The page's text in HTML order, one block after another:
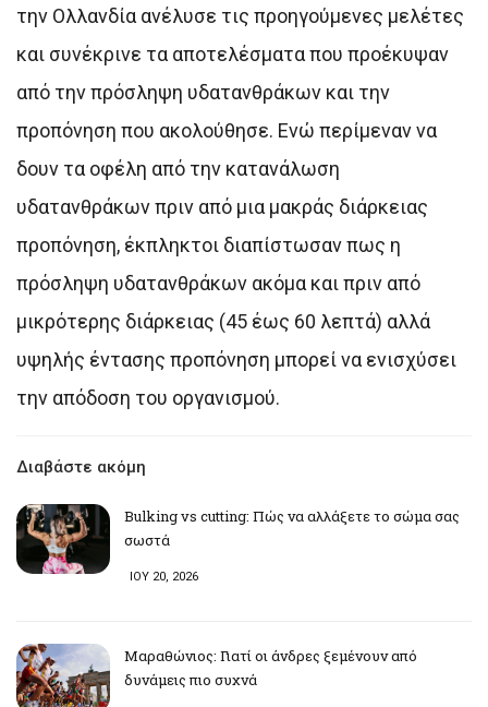
την Ολλανδία ανέλυσε τις προηγούμενες μελέτες
και συνέκρινε τα αποτελέσματα που προέκυψαν
από την πρόσληψη υδατανθράκων και την
προπόνηση που ακολούθησε. Ενώ περίμεναν να
δουν τα οφέλη από την κατανάλωση
υδατανθράκων πριν από μια μακράς διάρκειας
προπόνηση, έκπληκτοι διαπίστωσαν πως η
πρόσληψη υδατανθράκων ακόμα και πριν από
μικρότερης διάρκειας (45 έως 60 λεπτά) αλλά
υψηλής έντασης προπόνηση μπορεί να ενισχύσει
την απόδοση του οργανισμού.
Διαβάστε ακόμη
Bulking vs cutting: Πώς να αλλάξετε το σώμα σας
σωστά
ΙΟΥ 20, 2026
Μαραθώνιος: Γιατί οι άνδρες ξεμένουν από
δυνάμεις πιο συχνά